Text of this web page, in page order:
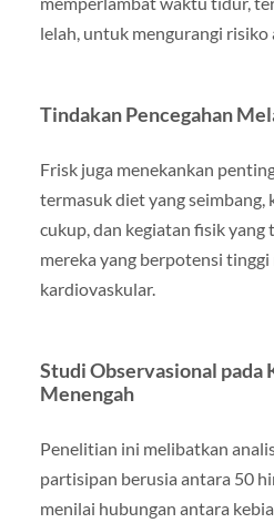
lelah, untuk mengurangi risiko
Tindakan Pencegahan
Frisk juga menekankan
termasuk diet yang seimbang,
cukup, dan kegiatan fisik yang
mereka yang berpotensi tinggi
kardiovaskular.
Studi Observasional pada
Menengah
Penelitian ini melibatkan
partisipan berusia antara 50
menilai hubungan antara